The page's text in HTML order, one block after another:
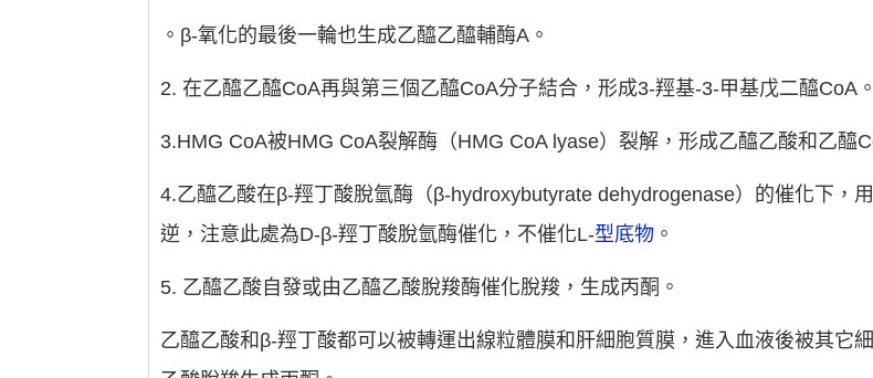
。β-氧化的最後一輪也生成乙醯乙醯輔酶A。
2. 在乙醯乙醯CoA再與第三個乙醯CoA分子結合，形成3-羥基-3-甲基戊二醯CoA
3.HMG CoA被HMG CoA裂解酶（HMG CoA lyase）裂解，形成乙醯乙酸和乙醯
4.乙醯乙酸在β-羥丁酸脫氫酶（β-hydroxybutyrate dehydrogenase）的催化下，
逆，注意此處為D-β-羥丁酸脫氫酶催化，不催化L-型底物 。
5. 乙醯乙酸自發或由乙醯乙酸脫羧酶催化脫羧，生成丙酮。
乙醯乙酸和β-羥丁酸都可以被轉運出線粒體膜和肝細胞質膜，進入血液後被其它